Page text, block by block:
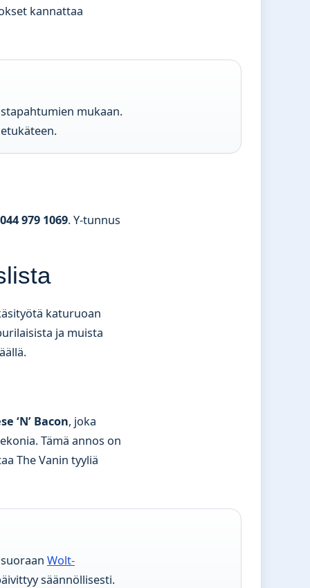
kannattaa
mukaan.
044 979 1069. Y-tunnus
katuruoan
ja muista
‘N’ Bacon, joka
Tämä annos on
The Vanin tyyliä
Wolt-
säännöllisesti.